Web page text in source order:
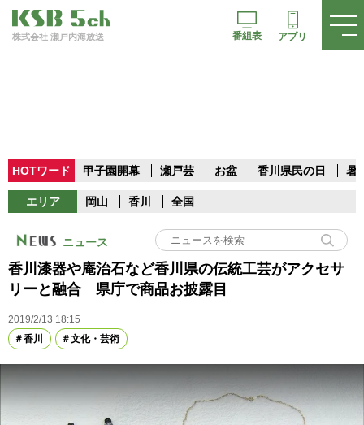
株式会社 瀬戸内海放送 番組表 アプリ
HOTワード 甲子園開幕 瀬戸芸 お盆 香川県民の日 暑
エリア 岡山 香川 全国
ニュース
香川漆器や庵治石など香川県の伝統工芸がアクセサ
リーと融合 県庁で商品お披露目
2019/2/13 18:15
香川
文化・芸術